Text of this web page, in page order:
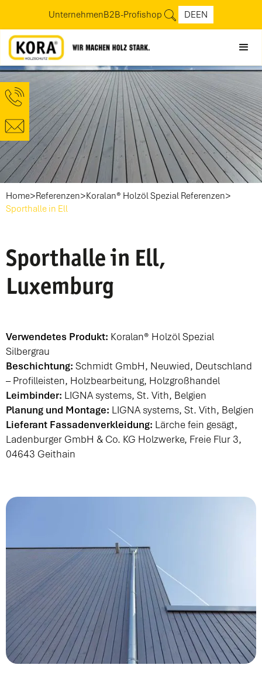
UnternehmenB2B-Profishop DEEN
Home>Referenzen>Koralan® Holzöl Spezial Referenzen>
Sporthalle in Ell
Sporthalle in Ell,
Luxemburg
Verwendetes Produkt: Koralan® Holzöl Spezial
Silbergrau
Beschichtung: Schmidt GmbH, Neuwied, Deutschland
– Profilleisten, Holzbearbeitung, Holzgroßhandel
Leimbinder: LIGNA systems, St. Vith, Belgien
Planung und Montage: LIGNA systems, St. Vith, Belgien
Lieferant Fassadenverkleidung: Lärche fein gesägt,
Ladenburger GmbH & Co. KG Holzwerke, Freie Flur 3,
04643 Geithain